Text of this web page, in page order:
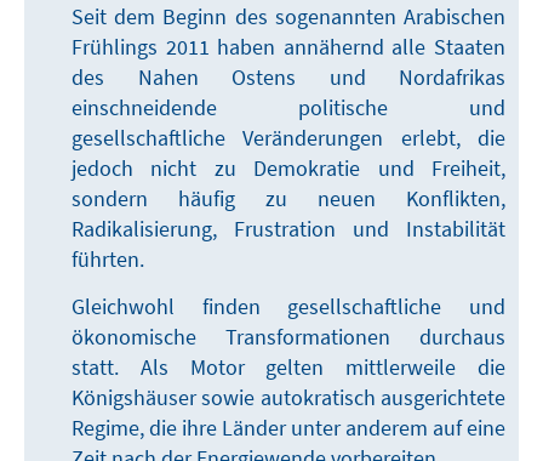
Seit dem Beginn des sogenannten Arabischen
Frühlings 2011 haben annähernd alle Staaten
des Nahen Ostens und Nordafrikas
einschneidende politische und
gesellschaftliche Veränderungen erlebt, die
jedoch nicht zu Demokratie und Freiheit,
sondern häufig zu neuen Konflikten,
Radikalisierung, Frustration und Instabilität
führten.
Gleichwohl finden gesellschaftliche und
ökonomische Transformationen durchaus
statt. Als Motor gelten mittlerweile die
Königshäuser sowie autokratisch ausgerichtete
Regime, die ihre Länder unter anderem auf eine